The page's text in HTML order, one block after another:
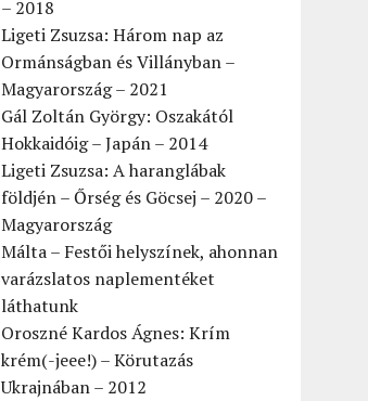
– 2018
Ligeti Zsuzsa: Három nap az
Ormánságban és Villányban –
Magyarország – 2021
Gál Zoltán György: Oszakától
Hokkaidóig – Japán – 2014
Ligeti Zsuzsa: A haranglábak
földjén – Őrség és Göcsej – 2020 –
Magyarország
Málta – Festői helyszínek, ahonnan
varázslatos naplementéket
láthatunk
Oroszné Kardos Ágnes: Krím
krém(-jeee!) – Körutazás
Ukrajnában – 2012